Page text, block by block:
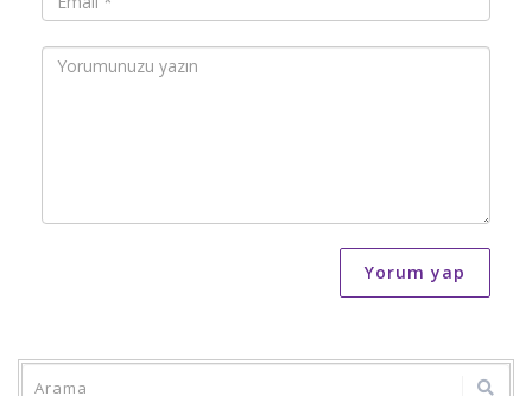
Yorum yap